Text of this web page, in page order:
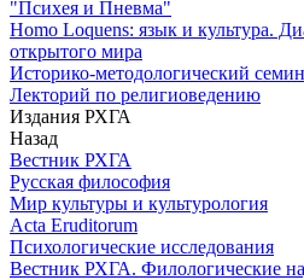
"Психея и Пневма"
Homo Loquens: язык и культура.
открытого мира
Историко-методологический
Лекторий по религиоведению
Издания РХГА
Назад
Вестник РХГА
Русская философия
Мир культуры и культурология
Acta Eruditorum
Психологические исследования
Вестник РХГА. Филологические